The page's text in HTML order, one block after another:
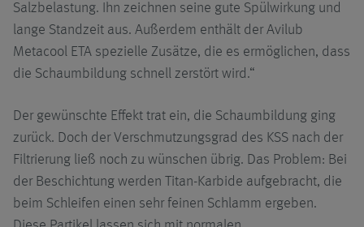
Salzbelastung. Ihn zeichnen seine gute Spülwirkung und
lange Standzeit aus. Außerdem enthält der Avilub
Metacool ETA spezielle Zusätze, die es ermöglichen, dass
die Schaumbildung schnell zerstört wird.“
Der gewünschte Effekt trat ein, die Schaumbildung ging
zurück. Doch der Verschmutzungsgrad des KSS nach der
Filtrierung ließ noch zu wünschen übrig. Das Problem: Bei
der Beschichtung werden Titan-Karbide aufgebracht, die
beim Schleifen einen sehr feinen Schlamm ergeben.